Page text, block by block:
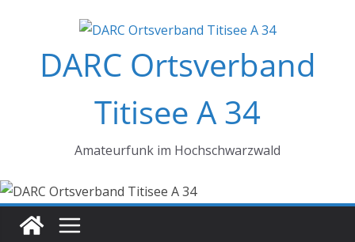
springenDARC Ortsverband
Titisee A 34
Amateurfunk im Hochschwarzwald